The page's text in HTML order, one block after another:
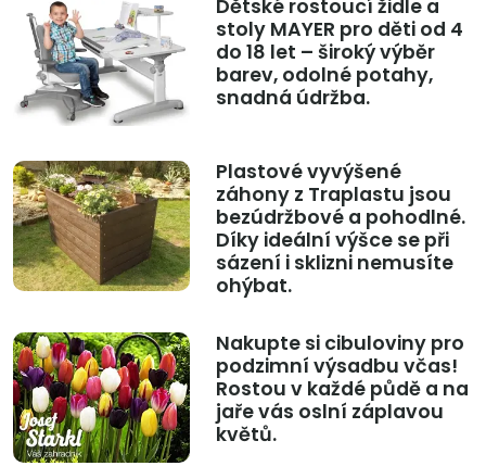
Dětské rostoucí židle a
stoly MAYER pro děti od 4
do 18 let – široký výběr
barev, odolné potahy,
snadná údržba.
Plastové vyvýšené
záhony z Traplastu jsou
bezúdržbové a pohodlné.
Díky ideální výšce se při
sázení i sklizni nemusíte
ohýbat.
Nakupte si cibuloviny pro
podzimní výsadbu včas!
Rostou v každé půdě a na
jaře vás oslní záplavou
květů.